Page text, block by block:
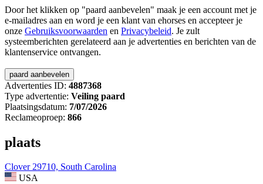
Door het klikken op "paard aanbevelen" maak je een account met je
e-mailadres aan en word je een klant van ehorses en accepteer je
onze Gebruiksvoorwaarden en Privacybeleid. Je zult
systeemberichten gerelateerd aan je advertenties en berichten van de
klantenservice ontvangen.
Advertenties ID: 4887368
Type advertentie: Veiling paard
Plaatsingsdatum: 7/07/2026
Reclameoproep: 866
plaats
Clover 29710, South Carolina
USA